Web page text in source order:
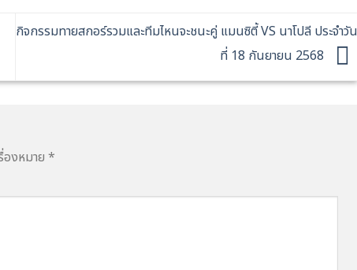
กิจกรรมทายสกอร์รวมและทีมไหนจะชนะคู่ แมนซิตี้ VS นาโปลี ประจำวัน
ที่ 18 กันยายน 2568
องหมาย *